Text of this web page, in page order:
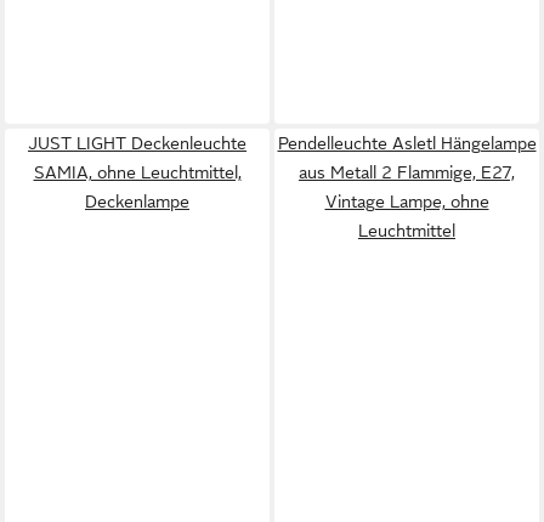
JUST LIGHT Deckenleuchte
SAMIA, ohne Leuchtmittel,
Deckenlampe
Pendelleuchte Asletl Hängelampe
aus Metall 2 Flammige, E27,
Vintage Lampe, ohne
Leuchtmittel